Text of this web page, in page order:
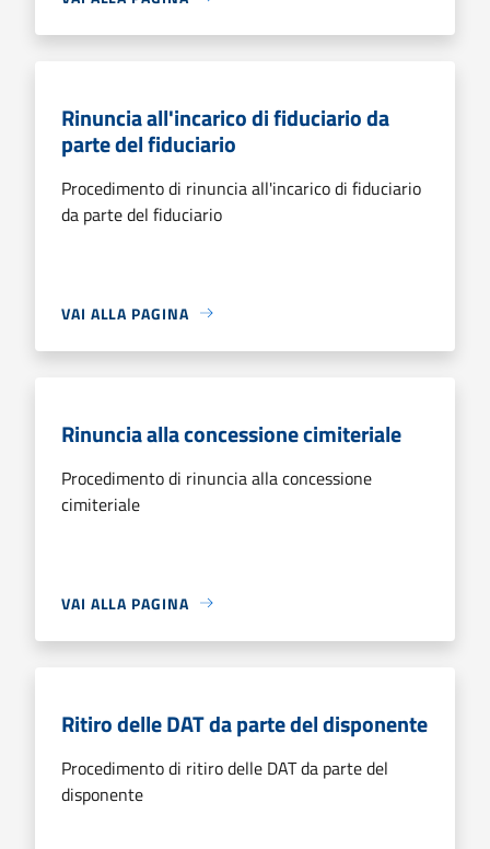
Rinuncia all'incarico di fiduciario da
parte del fiduciario
Procedimento di rinuncia all'incarico di fiduciario
da parte del fiduciario
VAI ALLA PAGINA
Rinuncia alla concessione cimiteriale
Procedimento di rinuncia alla concessione
cimiteriale
VAI ALLA PAGINA
Ritiro delle DAT da parte del disponente
Procedimento di ritiro delle DAT da parte del
disponente